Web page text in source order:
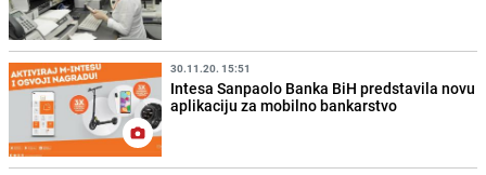
30.11.20. 15:51
Intesa Sanpaolo Banka BiH predstavila novu
aplikaciju za mobilno bankarstvo